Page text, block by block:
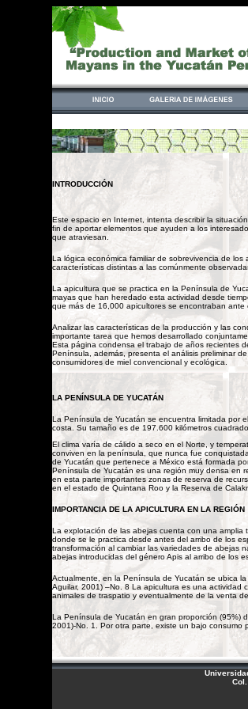
INTRODUCCIÓN
Este espacio en Internet, intenta describir la
fin de aportar elementos que ayuden a los
que atraviesan.
La lógica económica familiar de sobrevivencia de
características distintas a las comúnmente
La apicultura que se practica en la Península de
mayas que han heredado esta actividad desde
que más de 16,000 apicultores se encontraban
Analizar las características de la producción y las
importante tarea que hemos desarrollado
Esta página condensa el trabajo de años recientes
Península, además, presenta el análisis preliminar
consumidores de miel convencional y ecológica.
LA PENÍNSULA DE YUCATÁN
La Península de Yucatán se encuentra limitada por
costa. Su tamaño es de 197.600 kilómetros
El clima varía de cálido a seco en el Norte, y
conviven en la península, que nunca fue
de Yucatán que pertenece a México está formada
Península de Yucatán es una región muy densa en
en esta parte importantes zonas de reserva de
en el estado de Quintana Roo y la Reserva de
IMPORTANCIA DE LA APICULTURA EN LA REGIÓN
La explotación de las abejas cuenta con una amplia
donde se le practica desde antes del arribo de los
transformación al cambiar las variedades de abejas
abejas introducidas del género Apis al arribo de los
Actualmente, en la Península de Yucatán se ubica
Aguilar, 2001) –No. 8 La apicultura es una actividad
animales de traspatio y eventualmente de la venta
La Península de Yucatán en gran proporción (95%)
2001)-No. 1. Por otra parte, existe un bajo consumo